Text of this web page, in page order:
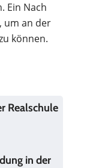
Ein Nach
um an der
können.
Realschule
in der